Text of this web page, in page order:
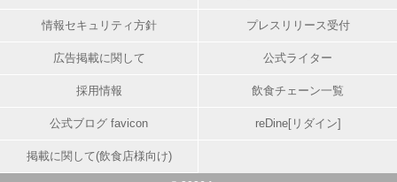
情報セキュリティ方針 プレスリリース受付
広告掲載に関して 公式ライター
採用情報 飲食チェーン一覧
公式ブログ favicon reDine[リダイン]
掲載に関して(飲食店様向け)